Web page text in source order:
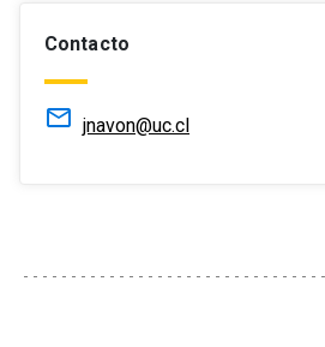
Contacto
mail_outline jnavon@uc.cl